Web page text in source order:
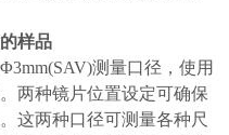
样品
测量口径，使用
两种镜片位置设定可确保
这两种口径可测量各种尺